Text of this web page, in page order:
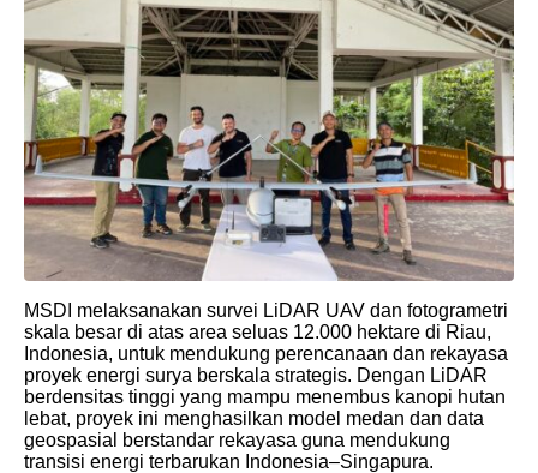
MSDI melaksanakan survei LiDAR UAV dan fotogrametri
skala besar di atas area seluas 12.000 hektare di Riau,
Indonesia, untuk mendukung perencanaan dan rekayasa
proyek energi surya berskala strategis. Dengan LiDAR
berdensitas tinggi yang mampu menembus kanopi hutan
lebat, proyek ini menghasilkan model medan dan data
geospasial berstandar rekayasa guna mendukung
transisi energi terbarukan Indonesia–Singapura.